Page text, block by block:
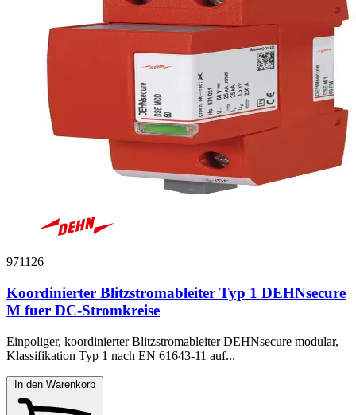
971126
Koordinierter Blitzstromableiter Typ 1 DEHNsecure
M fuer DC-Stromkreise
Einpoliger, koordinierter Blitzstromableiter DEHNsecure modular,
Klassifikation Typ 1 nach EN 61643-11 auf...
In den Warenkorb